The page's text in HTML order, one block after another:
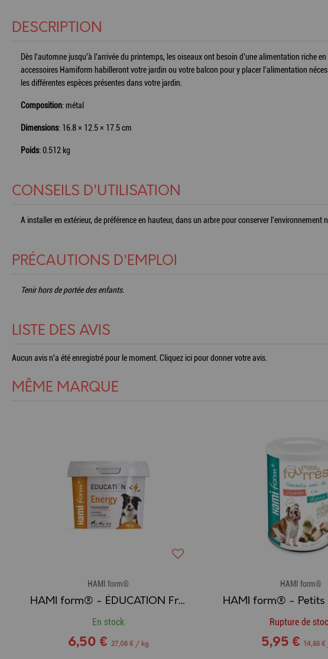
DESCRIPTION
Dès l’automne jusqu’à l’arrivée du printemps, les oiseaux ont besoin d’une alimentation riche
accessoires Hamiform habilleront votre jardin ou votre balcon pour y placer l’alimentation
les différentes espèces présentes dans votre jardin.
Composition: métal
Dimensions: 16.8 × 12.5 × 17.5 cm
Poids: 0.512 kg
CONSEILS D'UTILISATION
A installer en extérieur, de préférence en hauteur, dans un arbre pour conserver l'environnement
PRÉCAUTIONS D'EMPLOI
Tenir hors de portée des enfants.
LISTE DES AVIS
Aucun avis n'a été enregistré pour le moment. Cliquez ici pour donner votre avis.
MÊME MARQUE
HAMI form®
HAMI form® - ÉDUCATION Friandises Chien ENERGY
En stock
6,50 € 27,08 € / kg
HAMI form®
Rupture de
5,95 € 14,88